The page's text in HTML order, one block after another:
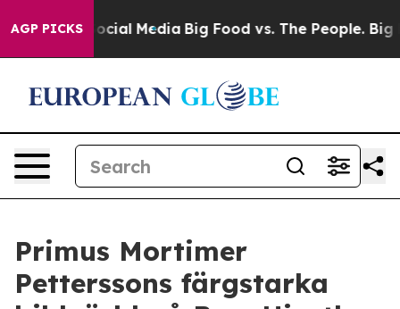
AGP PICKS
on Social Media Big Food vs. The People. Big
Primus Mortimer
Petterssons färgstarka